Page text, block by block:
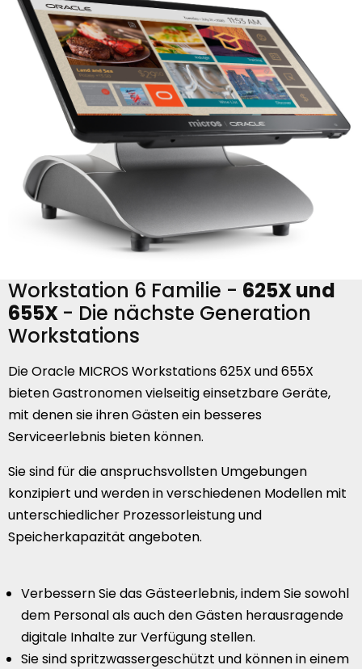
Workstation 6 Familie - 625X und
655X - Die nächste Generation
Workstations
Die Oracle MICROS Workstations 625X und 655X
bieten Gastronomen vielseitig einsetzbare Geräte,
mit denen sie ihren Gästen ein besseres
Serviceerlebnis bieten können.
Sie sind für die anspruchsvollsten Umgebungen
konzipiert und werden in verschiedenen Modellen mit
unterschiedlicher Prozessorleistung und
Speicherkapazität angeboten.
Verbessern Sie das Gästeerlebnis, indem Sie sowohl
dem Personal als auch den Gästen herausragende
digitale Inhalte zur Verfügung stellen.
Sie sind spritzwassergeschützt und können in einem